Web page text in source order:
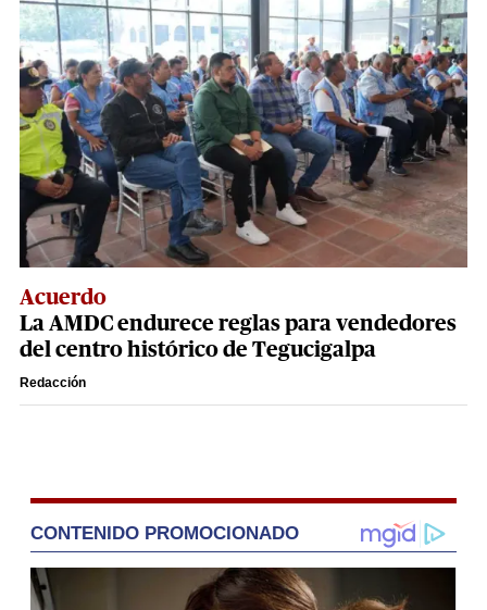
Acuerdo
La AMDC endurece reglas para vendedores
del centro histórico de Tegucigalpa
Redacción
CONTENIDO PROMOCIONADO